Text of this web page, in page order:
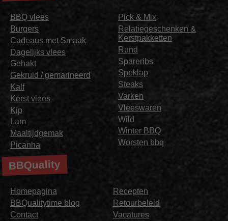
BBQ vlees
Burgers
Cadeaus met Smaak
Dagelijks vlees
Gehakt
Gekruid / gemarineerd
Kalf
Kerst vlees
Kip
Lam
Maaltijdgemak
Picanha
Pick & Mix
Relatiegeschenken &
Kerstpakketten
Rund
Spareribs
Speklap
Steaks
Varken
Vleeswaren
Wild
Winter BBQ
Worsten bbq
BBQuality
Homepagina
BBQualitytime blog
Contact
Recepten
Retourbeleid
Vacatures